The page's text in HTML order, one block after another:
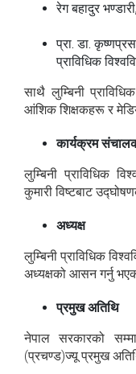
रेग बहादुर
प्रा. डा.
प्राविधिक
साथै लुम्बिनी
आंशिक शिक्षकहरू र
कार्यक्रम
लुम्बिनी प्राविधिक
कुमारी विष्टबाट
अध्यक्ष
लुम्बिनी प्राविधिक
अध्यक्षको आसन गर्नु
प्रमुख अतिथि
नेपाल सरकारको
(प्रचण्ड)ज्यू प्रमुख